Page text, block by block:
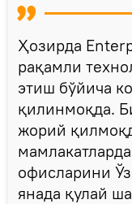
Ҳозирда
рақамли
этиш бўйича
қилинмоқда.
жорий
офисларини
янада қулай